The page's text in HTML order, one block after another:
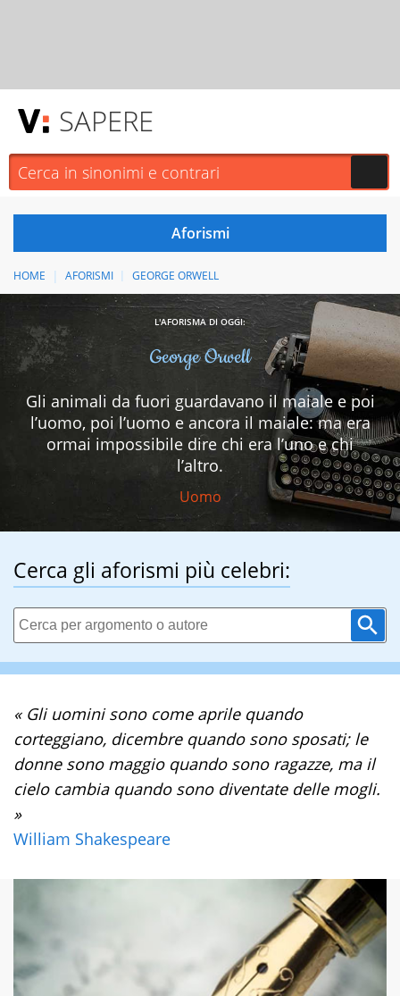
SAPERE
HOME AFORISMI GEORGE ORWELL
L'AFORISMA DI OGGI:
George Orwell
Gli animali da fuori guardavano il maiale e poi
l’uomo, poi l’uomo e ancora il maiale: ma era
ormai impossibile dire chi era l’uno e chi
l’altro.
Uomo
Cerca gli aforismi più celebri:
« Gli uomini sono come aprile quando
corteggiano, dicembre quando sono sposati; le
donne sono maggio quando sono ragazze, ma il
cielo cambia quando sono diventate delle mogli.
»
William Shakespeare